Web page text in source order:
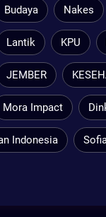
Budaya Nakes
Lantik KPU
JEMBER
Mora Impact
Indonesia